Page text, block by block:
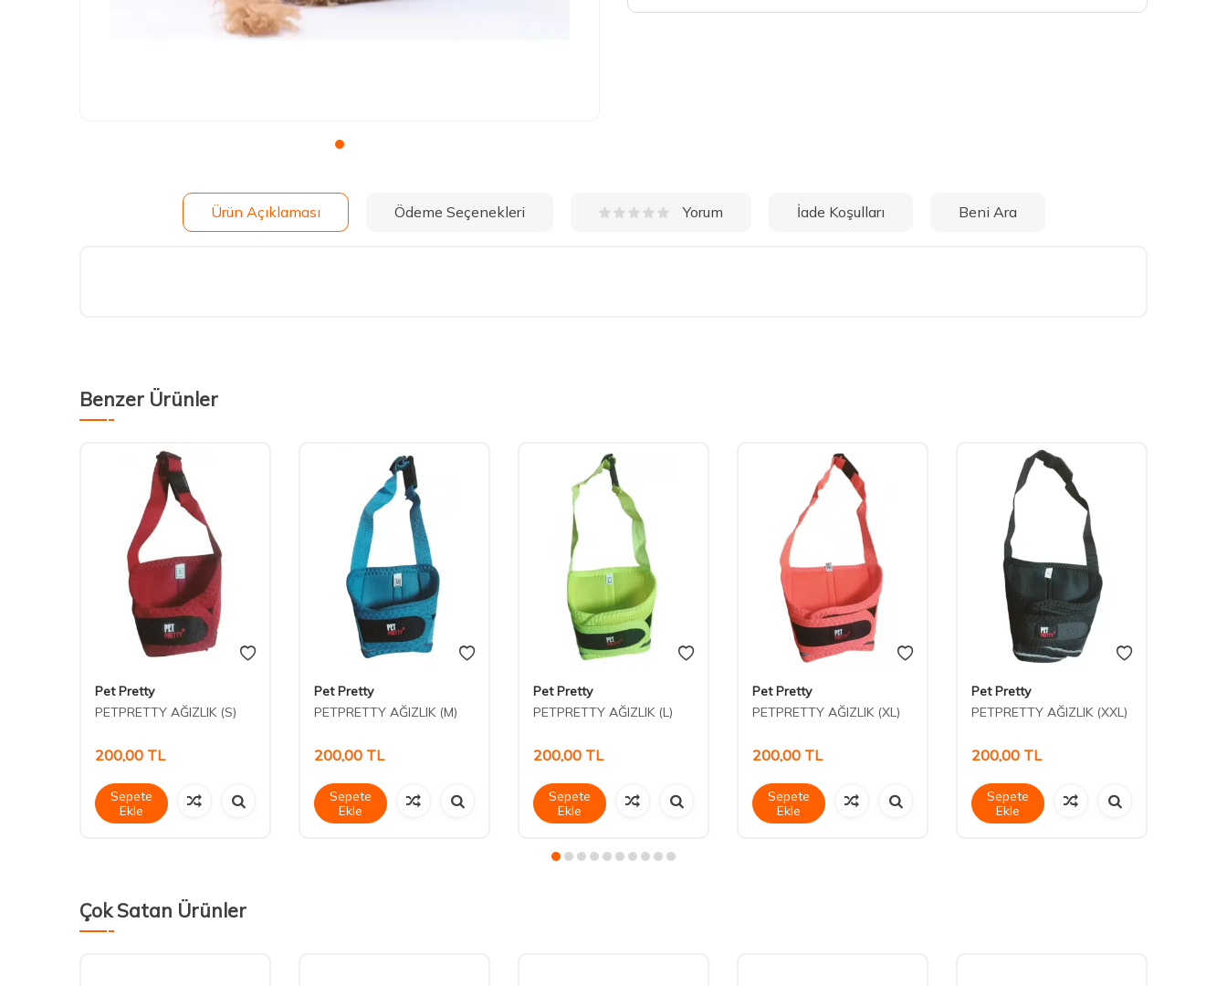
Ürün Açıklaması Ödeme Seçenekleri Yorum İade Koşulları Beni Ara
Benzer Ürünler
Pet Pretty
PETPRETTY AĞIZLIK (S)
200,00 TL
Sepete
Ekle
Pet Pretty
PETPRETTY AĞIZLIK (M)
200,00 TL
Sepete
Ekle
Pet Pretty
PETPRETTY AĞIZLIK (L)
200,00 TL
Sepete
Ekle
Pet Pretty
PETPRETTY AĞIZLIK (XL)
200,00 TL
Sepete
Ekle
Pet Pretty
PETPRETTY AĞIZLIK (XXL)
200,00 TL
Sepete
Ekle
Çok Satan Ürünler